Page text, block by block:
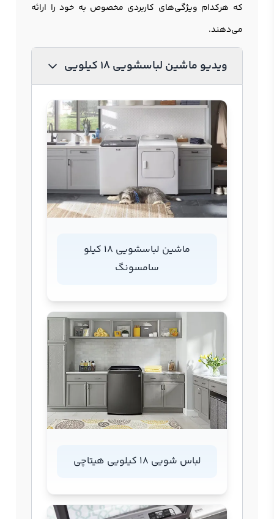
که هرکدام ویژگی‌های کاربردی مخصوص به خود را ارائه
می‌دهند.
ویدیو ماشین لباسشویی 18 کیلویی
ماشین لباسشویی 18 کیلو
سامسونگ
لباس شویی 18 کیلویی هیتاچی